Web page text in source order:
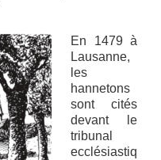
En 1479 à
Lausanne,
les
hannetons
sont cités
devant le
tribunal
ecclésiastiq